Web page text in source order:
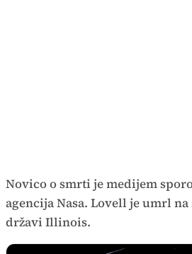
Novico o smrti je medijem
agencija Nasa. Lovell je umrl
državi Illinois.